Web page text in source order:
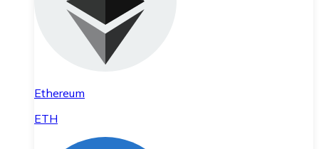
Ethereum
ETH